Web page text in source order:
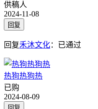
供稿人
2024-11-08
回复
回复禾沐文化： 已通过
热狗热狗热
已购
2024-08-09